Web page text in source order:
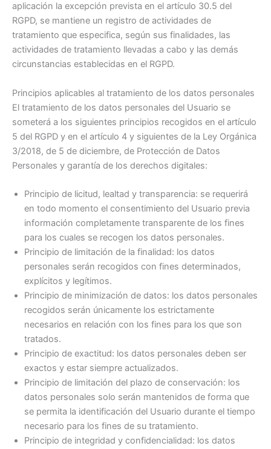
aplicación la excepción prevista en el artículo 30.5 del
RGPD, se mantiene un registro de actividades de
tratamiento que especifica, según sus finalidades, las
actividades de tratamiento llevadas a cabo y las demás
circunstancias establecidas en el RGPD.
Principios aplicables al tratamiento de los datos personales
El tratamiento de los datos personales del Usuario se
someterá a los siguientes principios recogidos en el artículo
5 del RGPD y en el artículo 4 y siguientes de la Ley Orgánica
3/2018, de 5 de diciembre, de Protección de Datos
Personales y garantía de los derechos digitales:
Principio de licitud, lealtad y transparencia: se requerirá
en todo momento el consentimiento del Usuario previa
información completamente transparente de los fines
para los cuales se recogen los datos personales.
Principio de limitación de la finalidad: los datos
personales serán recogidos con fines determinados,
explícitos y legítimos.
Principio de minimización de datos: los datos personales
recogidos serán únicamente los estrictamente
necesarios en relación con los fines para los que son
tratados.
Principio de exactitud: los datos personales deben ser
exactos y estar siempre actualizados.
Principio de limitación del plazo de conservación: los
datos personales solo serán mantenidos de forma que
se permita la identificación del Usuario durante el tiempo
necesario para los fines de su tratamiento.
Principio de integridad y confidencialidad: los datos